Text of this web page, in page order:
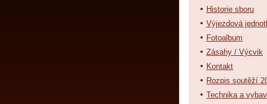
Historie sboru
Výjezdová
Fotoalbum
Zásahy / Výcvik
Kontakt
Rozpis soutěží
Technika a